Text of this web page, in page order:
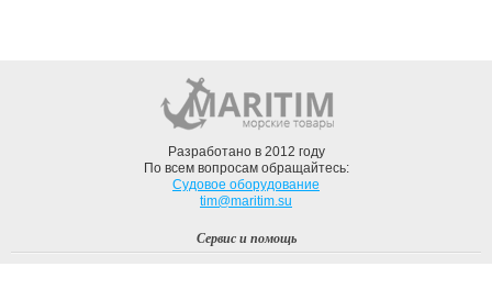
Разработано в 2012 году
По всем вопросам обращайтесь:
Судовое оборудование
tim@maritim.su
Сервис и помощь